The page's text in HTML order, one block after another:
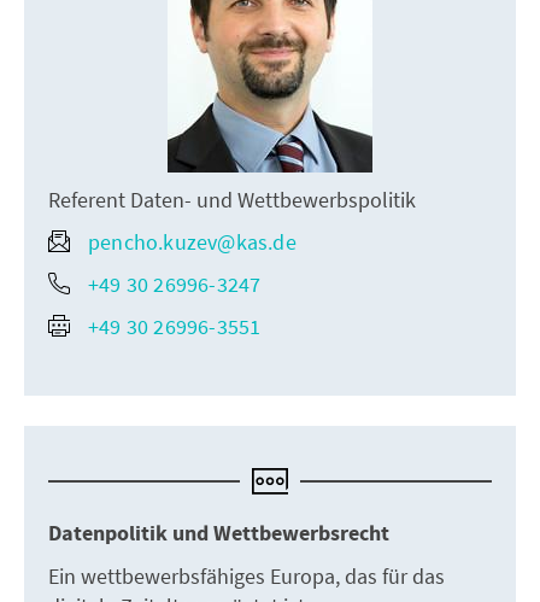
Referent Daten- und Wettbewerbspolitik
pencho.kuzev@kas.de
+49 30 26996-3247
+49 30 26996-3551
Datenpolitik und Wettbewerbsrecht
Ein wettbewerbsfähiges Europa, das für das